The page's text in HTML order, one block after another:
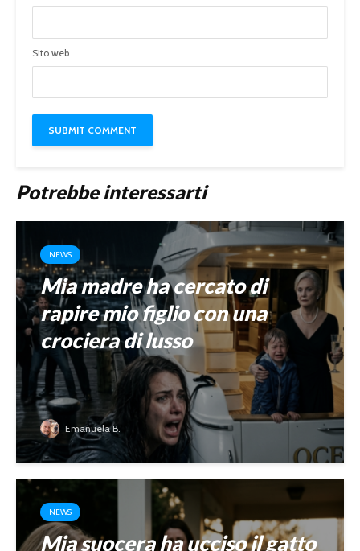
Sito web
Potrebbe interessarti
NEWS
Mia madre ha cercato di
rapire mio figlio con una
crociera di lusso
Emanuela B.
NEWS
Mia suocera ha ucciso il gatto